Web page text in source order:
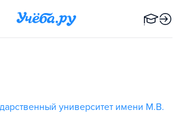
университет имени М.В.